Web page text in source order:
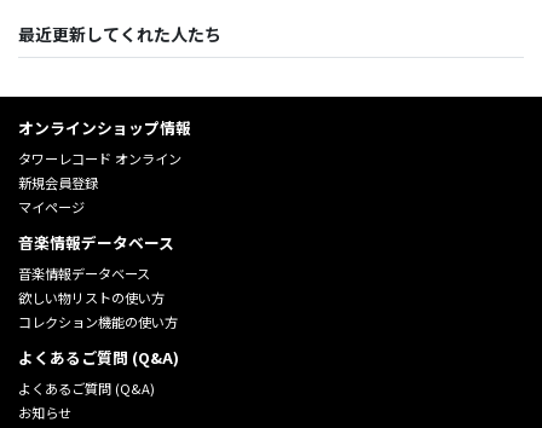
最近更新してくれた人たち
オンラインショップ情報
タワーレコード オンライン
新規会員登録
マイページ
音楽情報データベース
音楽情報データベース
欲しい物リストの使い方
コレクション機能の使い方
よくあるご質問 (Q&A)
よくあるご質問 (Q&A)
お知らせ